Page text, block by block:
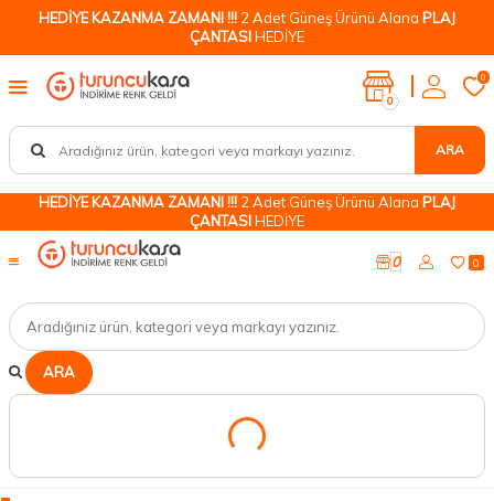
HEDİYE KAZANMA ZAMANI !!! 2 Adet Güneş Ürünü Alana PLAJ
ÇANTASIHEDİYE
ARA
0
0
HEDİYE KAZANMA ZAMANI !!! 2 Adet Güneş Ürünü Alana PLAJ
ÇANTASIHEDİYE
ARA
0 0